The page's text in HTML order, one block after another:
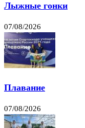
Лыжные гонки
07/08/2026
Плавание
07/08/2026